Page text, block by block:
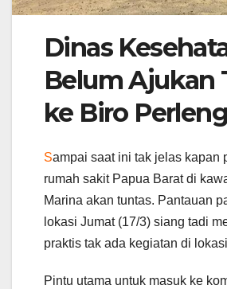
Dinas
Belum Ajukan
ke Biro
Sampai saat ini tak jelas kapan
rumah sakit Papua Barat di
Marina akan tuntas. Pantauan
lokasi Jumat (17/3) siang tadi
praktis tak ada kegiatan di
Pintu utama untuk masuk ke